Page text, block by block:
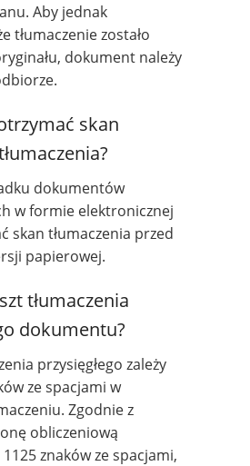
Aby jednak
tłumaczenie zostało
dokument należy
skan
dokumentów
w formie elektronicznej
skan tłumaczenia przed
papierowej.
tłumaczenia
dokumentu?
przysięgłego zależy
ze spacjami w
Zgodnie z
obliczeniową
znaków ze spacjami,